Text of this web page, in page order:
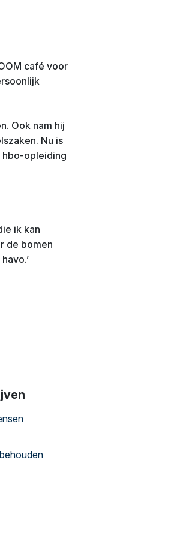
café voor
Ook nam hij
Nu is
hbo-opleiding
ik kan
de bomen